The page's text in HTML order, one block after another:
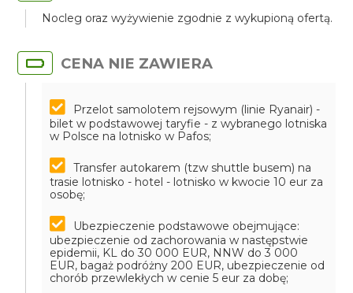
Nocleg oraz wyżywienie zgodnie z wykupioną ofertą.
CENA NIE ZAWIERA
Przelot samolotem rejsowym (linie Ryanair) -
bilet w podstawowej taryfie - z wybranego lotniska
w Polsce na lotnisko w Pafos;
Transfer autokarem (tzw shuttle busem) na
trasie lotnisko - hotel - lotnisko w kwocie 10 eur za
osobę;
Ubezpieczenie podstawowe obejmujące:
ubezpieczenie od zachorowania w następstwie
epidemii, KL do 30 000 EUR, NNW do 3 000
EUR, bagaż podróżny 200 EUR, ubezpieczenie od
chorób przewlekłych w cenie 5 eur za dobę;